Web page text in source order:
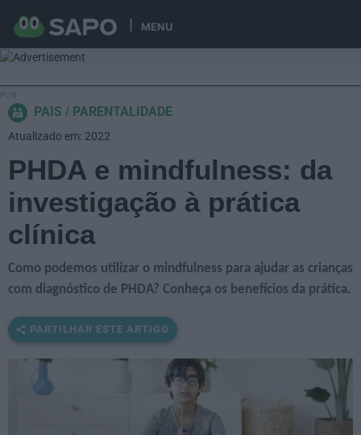
MENU
PAIS PARENTALIDADE
PHDA e mindfulness: da
investigação à prática
clínica
Como podemos utilizar o mindfulness para ajudar as crianças
com diagnóstico de PHDA? Conheça os benefícios da prática.
PARTILHAR ESTE ARTIGO
Atualizado em: 2022